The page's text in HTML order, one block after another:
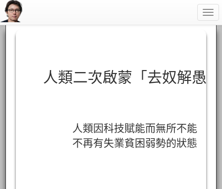
人類二次啟蒙「去奴解愚
人類因科技賦能而無所不能
不再有失業貧困弱勢的狀態